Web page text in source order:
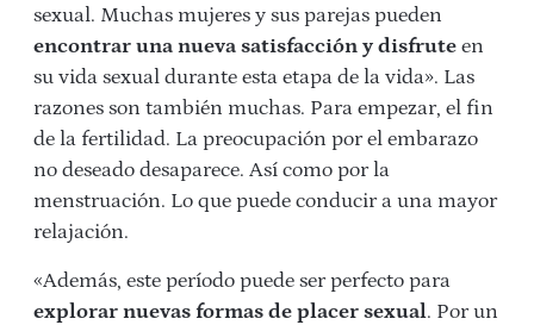
sexual. Muchas mujeres y sus parejas pueden
encontrar una nueva satisfacción y disfrute en
su vida sexual durante esta etapa de la vida». Las
razones son también muchas. Para empezar, el fin
de la fertilidad. La preocupación por el embarazo
no deseado desaparece. Así como por la
menstruación. Lo que puede conducir a una mayor
relajación.
«Además, este período puede ser perfecto para
explorar nuevas formas de placer sexual. Por un